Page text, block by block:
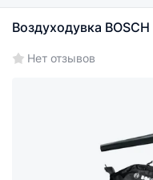
Воздуходувка
Нет отзывов